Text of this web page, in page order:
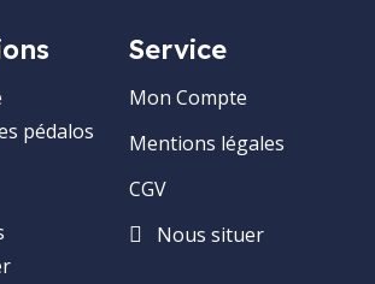
pédalos
Service
Mon Compte
Mentions légales
CGV
Nous situer